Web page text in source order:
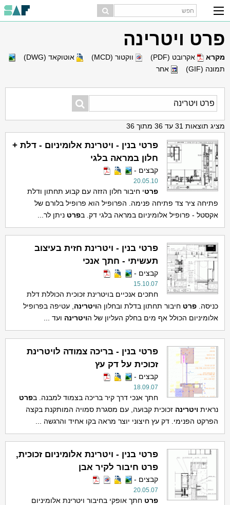
פרט ויטרינה
מקרא אקרובט (PDF) ווקטור (MCD)
אוטוקאד (DWG)
תמונה (GIF)
אחר
מציג תוצאות 31 עד 36 מתוך 36
פרטי בנין - ויטרינת אלומיניום - דלת +
חלון במראה בלגי
קבצים -
20.05.10
פרטי חיבור חלון הזזה עם קבוע תחתון ודלת
פתיחה ציר צד פתיחה פנימה. הפרופיל הוא פרופיל בלורם של
אקסטל - פרופיל אלומיניום במראה בלגי דק. בפרט ניתן לר...
פרטי בנין - ויטרינת חזית בעיצוב
תעשיתי - חתך אנכי
קבצים -
15.10.07
חתכים אנכיים בויטרינת זכוכית הכוללת דלת
כניסה. פרט חיבור תחתון בדלת ובחלון הויטרינה , עטיפה בפרופיל
אלומיניום הכולל אף מים בחלק העליון של הויטרינה ועד ...
פרטי בנין - בריכה צמודה לויטרינת
זכוכית על דק עץ
קבצים -
18.09.07
חתך אנכי דרך קיר בריכה בצמוד למבנה. בפרט
נראית ויטרינה זכוכית קבועה, עם מסגרת סמויה המותקנת בקצה
הפרקט הפנימי. דק עץ חיצוני יוצר מראה בקו אחיד והרגשה ...
פרטי בנין - ויטרינת אלומיניום זכוכית,
פרט חיבור לקיר אבן
קבצים -
20.05.07
פרט חתך אופקי בחיבור ויטרינת אלומיניום